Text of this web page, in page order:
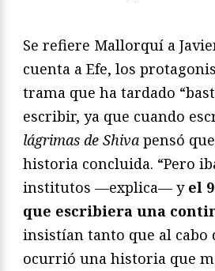
Se refiere Mallorquí a
cuenta a Efe, los
trama que ha tardado
escribir, ya que cuando
lágrimas de Shiva pensó
historia concluida. “Pero
institutos —explica— y el
que escribiera una
insistían tanto que al cabo
ocurrió una historia que